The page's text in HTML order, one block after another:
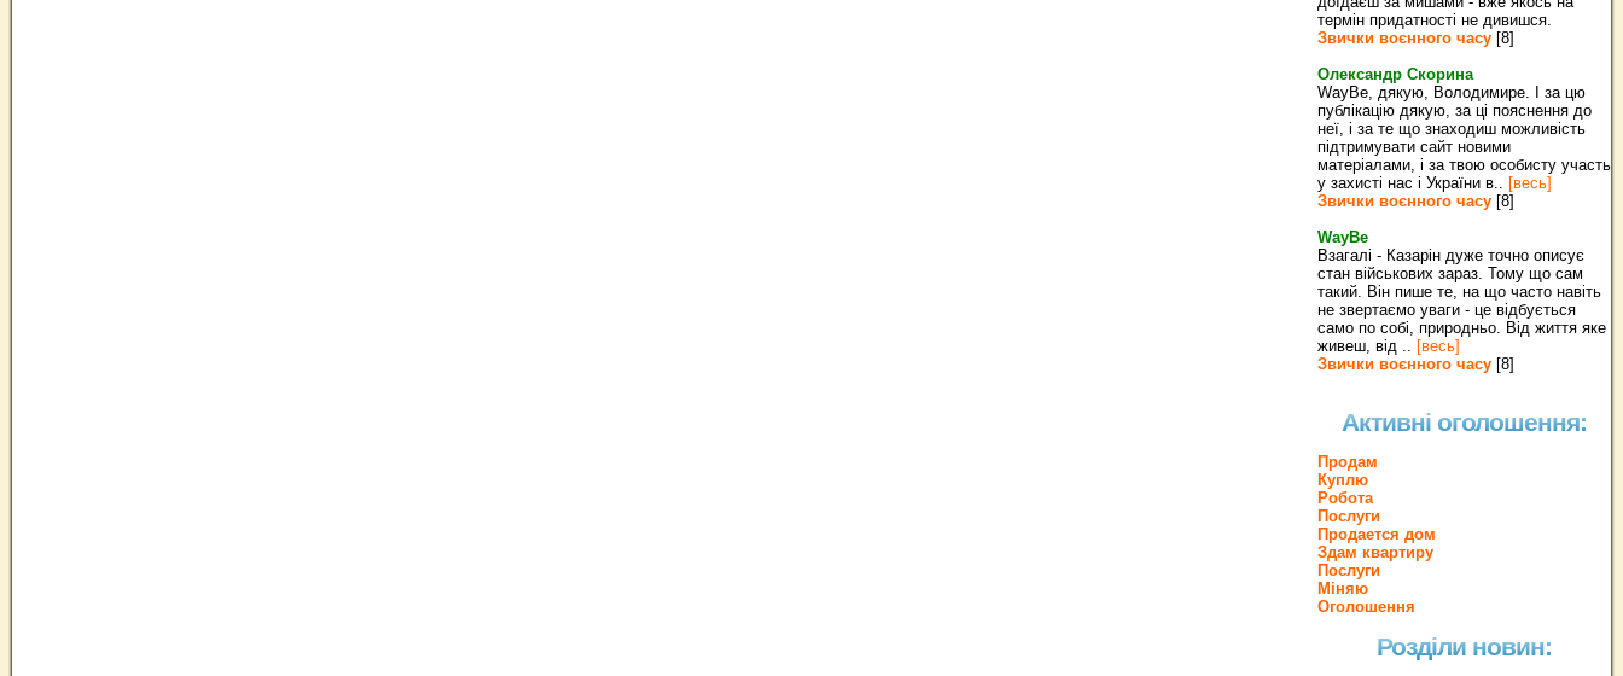
термін придатності не дивишся.
Звички воєнного часу [8]
Олександр Скорина
WayBe, дякую, Володимире. І за цю
публікацію дякую, за ці пояснення до
неї, і за те що знаходиш можливість
підтримувати сайт новими
матеріалами, і за твою особисту участь
у захисті нас і України в.. [весь]
Звички воєнного часу [8]
WayBe
Взагалі - Казарін дуже точно описує
стан військових зараз. Тому що сам
такий. Він пише те, на що часто навіть
не звертаємо уваги - це відбується
само по собі, природньо. Від життя яке
живеш, від .. [весь]
Звички воєнного часу [8]
Активні оголошення:
Продам
Куплю
Робота
Послуги
Продается дом
Здам квартиру
Послуги
Міняю
Оголошення
Розділи новин: